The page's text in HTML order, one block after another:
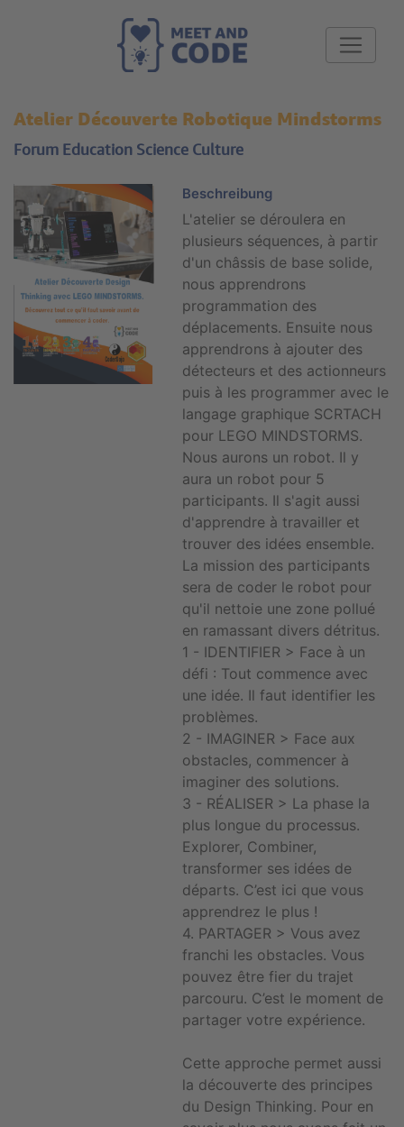
Atelier Découverte Robotique Mindstorms
Forum Education Science Culture
Beschreibung
L'atelier se déroulera en
plusieurs séquences, à partir
d'un châssis de base solide,
nous apprendrons
programmation des
déplacements. Ensuite nous
apprendrons à ajouter des
détecteurs et des actionneurs
puis à les programmer avec le
langage graphique SCRTACH
pour LEGO MINDSTORMS.
Nous aurons un robot. Il y
aura un robot pour 5
participants. Il s'agit aussi
d'apprendre à travailler et
trouver des idées ensemble.
La mission des participants
sera de coder le robot pour
qu'il nettoie une zone pollué
en ramassant divers détritus.
1 - IDENTIFIER > Face à un
défi : Tout commence avec
une idée. Il faut identifier les
problèmes.
2 - IMAGINER > Face aux
obstacles, commencer à
imaginer des solutions.
3 - RÉALISER > La phase la
plus longue du processus.
Explorer, Combiner,
transformer ses idées de
départs. C’est ici que vous
apprendrez le plus !
4. PARTAGER > Vous avez
franchi les obstacles. Vous
pouvez être fier du trajet
parcouru. C’est le moment de
partager votre expérience.
Cette approche permet aussi
la découverte des principes
du Design Thinking. Pour en